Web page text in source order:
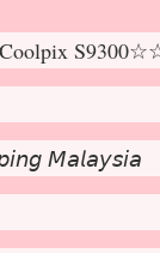
𝘔𝘢𝘭𝘢𝘺𝘴𝘪𝘢